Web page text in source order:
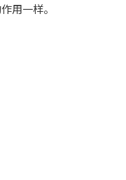
用一样。